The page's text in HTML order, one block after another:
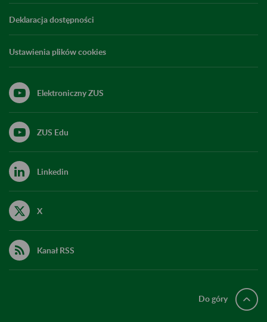
Deklaracja dostępności
Ustawienia plików cookies
Elektroniczny ZUS
ZUS Edu
Linkedin
X
Kanał RSS
Do góry